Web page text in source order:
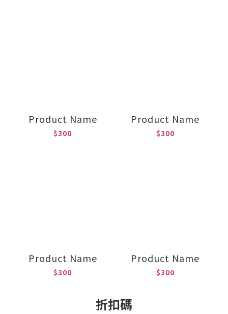
Product Name
$300
Product Name
$300
Product Name
$300
Product Name
$300
折扣碼